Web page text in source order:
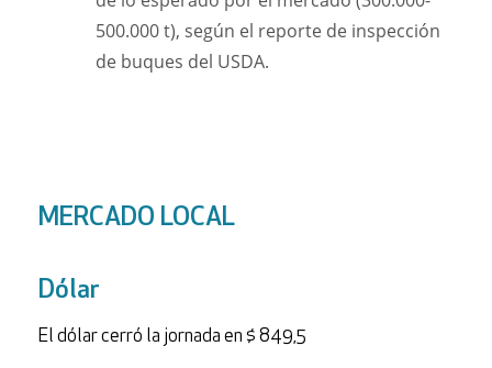
500.000 t), según el reporte de inspección
de buques del USDA.
MERCADO LOCAL
Dólar
El dólar cerró la jornada en $ 849,5